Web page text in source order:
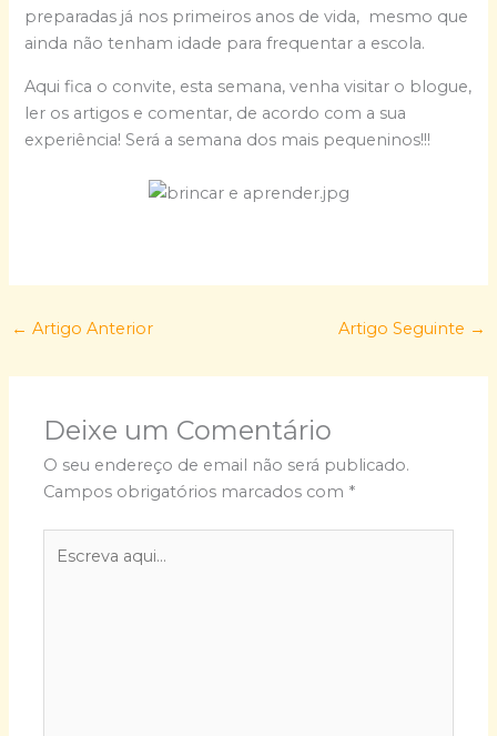
preparadas já nos primeiros anos de vida, mesmo que
ainda não tenham idade para frequentar a escola.
Aqui fica o convite, esta semana, venha visitar o blogue,
ler os artigos e comentar, de acordo com a sua
experiência! Será a semana dos mais pequeninos!!!
← Artigo Anterior Artigo Seguinte →
Deixe um Comentário
O seu endereço de email não será publicado.
Campos obrigatórios marcados com *
aqui...